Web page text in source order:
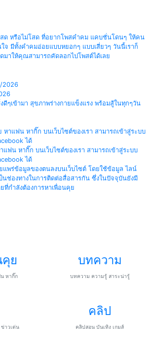
ด หรือไม่โสด ที่อยากโพสคำคม แคบชั่นโดนๆ ให้คน
มีทั้งคำคมอ่อยแบบหยอกๆ แบบเสี่ยวๆ วันนี้เราก็
มาให้คุณสามารถคัดลอกไปโพสต์ได้เลย
ดีๆเข้ามา สุขภาพร่างกายแข็งแรง พร้อมสู้ในทุกๆวัน
ฟน หากิ๊ก บนเว็บไซต์ของเรา สามารถเข้าสู่ระบบ
ได้
แพร่ข้อมูลของตนลงบนเว็บไซต์ โดยใช้ข้อมูล ไลน์
ป็นช่องทางในการติดต่อสื่อสารกัน ซึ่งในปัจจุบันยังมี
กำลังต้องการหาเพื่อนคุย
คุย
หากิ๊ก
บทความ
บทความ ความรู้ สาระน่ารู้
าวเด่น
คลิป
คลิปสอน บันเทิง เกมส์